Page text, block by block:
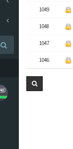
1049
1048
1047
1046